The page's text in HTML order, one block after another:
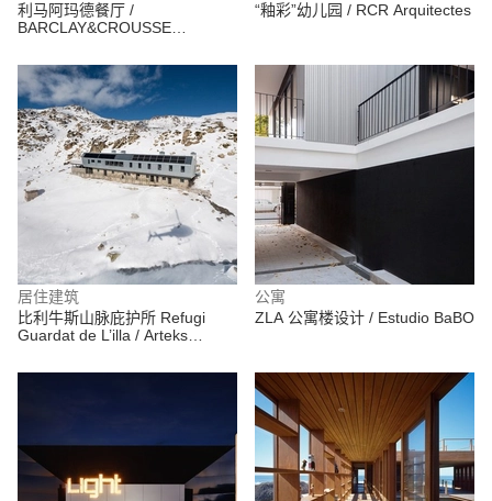
利马阿玛德餐厅 /
BARCLAY&CROUSSE
“釉彩”幼儿园 / RCR Arquitectes
居住建筑
比利牛斯山脉庇护所 Refugi
Guardat de L’illa / Arteks
Arquitectura i Paissatge
公寓
ZLA 公寓楼设计 / Estudio BaBO